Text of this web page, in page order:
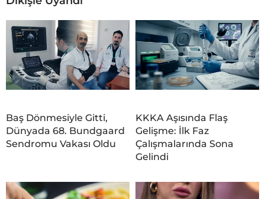
Baş Dönmesiyle Gitti,
Dünyada 68. Bundgaard
Sendromu Vakası Oldu
KKKA Aşısında Flaş
Gelişme: İlk Faz
Çalışmalarında Sona
Gelindi